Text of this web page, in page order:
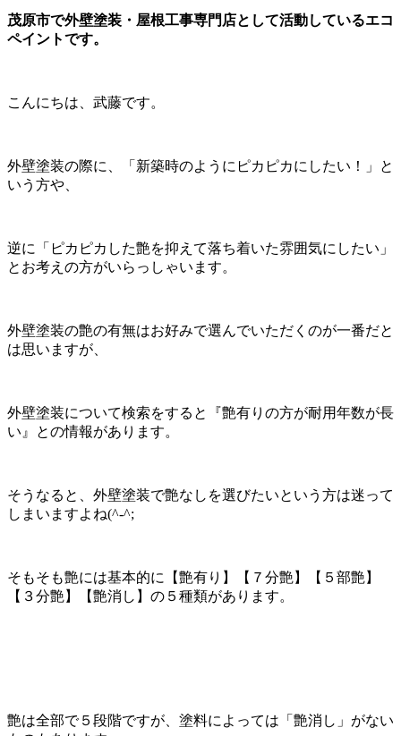
茂原市で外壁塗装・屋根工事専門店として活動しているエコ
ペイントです。
こんにちは、武藤です。
外壁塗装の際に、「新築時のようにピカピカにしたい！」と
いう方や、
逆に「ピカピカした艶を抑えて落ち着いた雰囲気にしたい」
とお考えの方がいらっしゃいます。
外壁塗装の艶の有無はお好みで選んでいただくのが一番だと
は思いますが、
外壁塗装について検索をすると『艶有りの方が耐用年数が長
い』との情報があります。
そうなると、外壁塗装で艶なしを選びたいという方は迷って
しまいますよね(^-^;
そもそも艶には基本的に【艶有り】【７分艶】【５部艶】
【３分艶】【艶消し】の５種類があります。
艶は全部で５段階ですが、塗料によっては「艶消し」がない